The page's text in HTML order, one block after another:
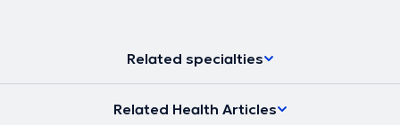
Related specialties
Related Health Articles